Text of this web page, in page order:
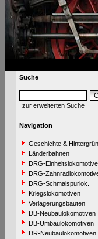
Suche
zur erweiterten Suche
Navigation
Geschichte &
Länderbahnen
DRG-
DRG-
DRG-Schmalspurlok.
Kriegslokomotiven
Verlagerungsbauten
DB-Neubaulokomotiven
DB-Umbaulokomotiven
DR-Neubaulokomotiven